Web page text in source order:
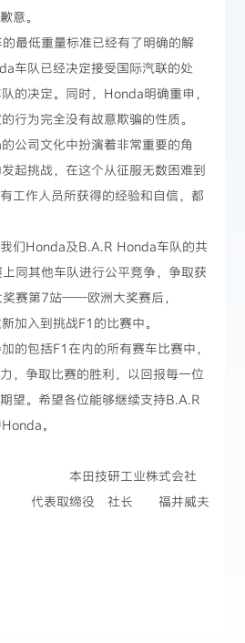
歉意。
低重量标准已经有了明确的解
车队已经决定接受国际汽联的处
的决定。同时，Honda明确重申，
行为完全没有故意欺骗的性质。
司文化中扮演着非常重要的角
起挑战，在这个从征服无数困难到
工作人员所获得的经验和自信，都
Honda及B.A.R Honda车队的共
同其他车队进行公平竞争，争取获
赛第7站——欧洲大奖赛后，
加入到挑战F1的比赛中。
包括F1在内的所有赛车比赛中，
，争取比赛的胜利，以回报每一位
望。希望各位能够继续支持B.A.R
Honda。
本田技研工业株式会社
代表取缔役 社长 福井威夫